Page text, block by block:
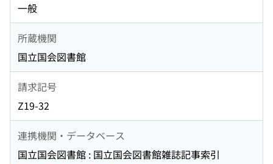
一般
所蔵機関
国立国会図書館
請求記号
Z19-32
連携機関・データベース
国立国会図書館 : 国立国会図書館雑誌記事索引